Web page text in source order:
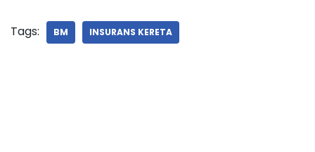
Tags: BM INSURANS KERETA